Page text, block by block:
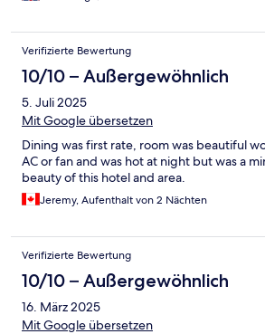
Verifizierte Bewertung
10/10 – Außergewöhnlich
5. Juli 2025
Mit Google übersetzen
Dining was first rate, room was beautiful
AC or fan and was hot at night but was a
beauty of this hotel and area.
Jeremy, Aufenthalt von 2 Nächten
Verifizierte Bewertung
10/10 – Außergewöhnlich
16. März 2025
Mit Google übersetzen